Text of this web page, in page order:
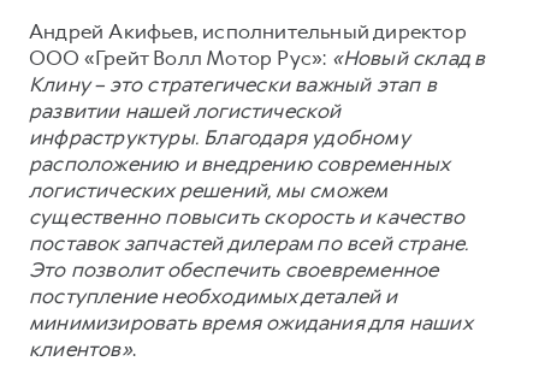
Коллекция Базовая
Коллекция Детская
Андрей Акифьев, исполнительный директор
ООО «Грейт Волл Мотор Рус»: «Новый склад в
Клину – это стратегически важный этап в
развитии нашей логистической
инфраструктуры. Благодаря удобному
расположению и внедрению современных
логистических решений, мы сможем
существенно повысить скорость и качество
поставок запчастей дилерам по всей стране.
Это позволит обеспечить своевременное
поступление необходимых деталей и
минимизировать время ожидания для наших
клиентов».